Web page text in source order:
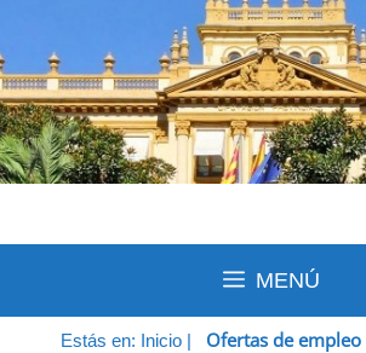
MENÚ
Estás en: Inicio | Ofertas de empleo